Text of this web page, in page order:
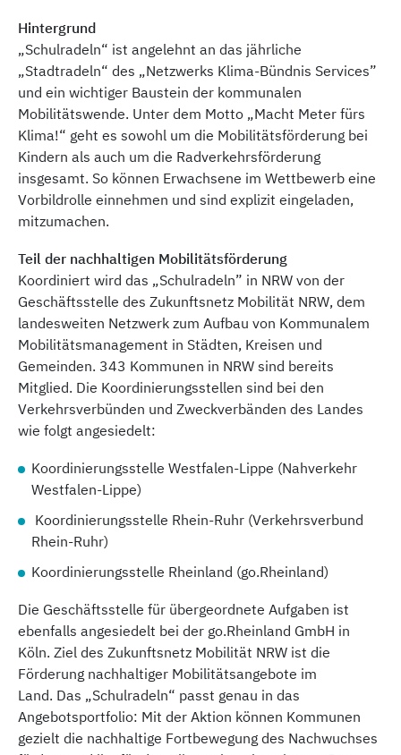
Hintergrund
„Schulradeln“ ist angelehnt an das jährliche
„Stadtradeln“ des „Netzwerks Klima-Bündnis Services”
und ein wichtiger Baustein der kommunalen
Mobilitätswende. Unter dem Motto „Macht Meter fürs
Klima!“ geht es sowohl um die Mobilitätsförderung bei
Kindern als auch um die Radverkehrsförderung
insgesamt. So können Erwachsene im Wettbewerb eine
Vorbildrolle einnehmen und sind explizit eingeladen,
mitzumachen.
Teil der nachhaltigen Mobilitätsförderung
Koordiniert wird das „Schulradeln” in NRW von der
Geschäftsstelle des Zukunftsnetz Mobilität NRW, dem
landesweiten Netzwerk zum Aufbau von Kommunalem
Mobilitätsmanagement in Städten, Kreisen und
Gemeinden. 343 Kommunen in NRW sind bereits
Mitglied. Die Koordinierungsstellen sind bei den
Verkehrsverbünden und Zweckverbänden des Landes
wie folgt angesiedelt:
Koordinierungsstelle Westfalen-Lippe (Nahverkehr
Westfalen-Lippe)
Koordinierungsstelle Rhein-Ruhr (Verkehrsverbund
Rhein-Ruhr)
Koordinierungsstelle Rheinland (go.Rheinland)
Die Geschäftsstelle für übergeordnete Aufgaben ist
ebenfalls angesiedelt bei der go.Rheinland GmbH in
Köln. Ziel des Zukunftsnetz Mobilität NRW ist die
Förderung nachhaltiger Mobilitätsangebote im
Land. Das „Schulradeln“ passt genau in das
Angebotsportfolio: Mit der Aktion können Kommunen
gezielt die nachhaltige Fortbewegung des Nachwuchses